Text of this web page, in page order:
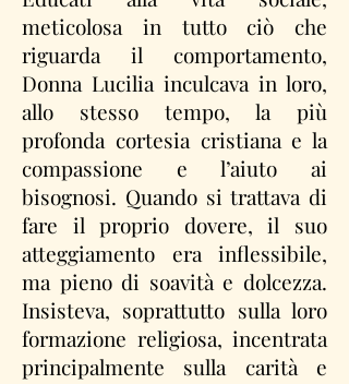
meticolosa in tutto ciò che
riguarda il comportamento,
Donna Lucilia inculcava in loro,
allo stesso tempo, la più
profonda cortesia cristiana e la
compassione e l’aiuto ai
bisognosi. Quando si trattava di
fare il proprio dovere, il suo
atteggiamento era inflessibile,
ma pieno di soavità e dolcezza.
Insisteva, soprattutto sulla loro
formazione religiosa, incentrata
principalmente sulla carità e